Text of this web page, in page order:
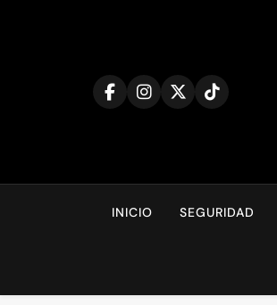
INICIO SEGURIDAD